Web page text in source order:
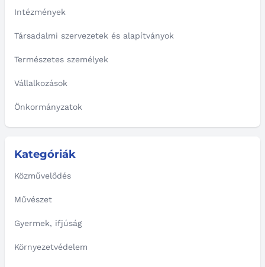
Intézmények
Társadalmi szervezetek és alapítványok
Természetes személyek
Vállalkozások
Önkormányzatok
Kategóriák
Közművelődés
Művészet
Gyermek, ifjúság
Környezetvédelem